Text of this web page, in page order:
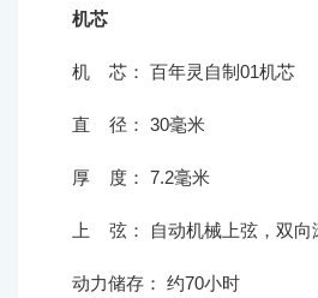
机芯
机 芯： 百年灵自制01机芯
直 径： 30毫米
厚 度： 7.2毫米
上 弦： 自动机械上弦，双向
动力储存： 约70小时